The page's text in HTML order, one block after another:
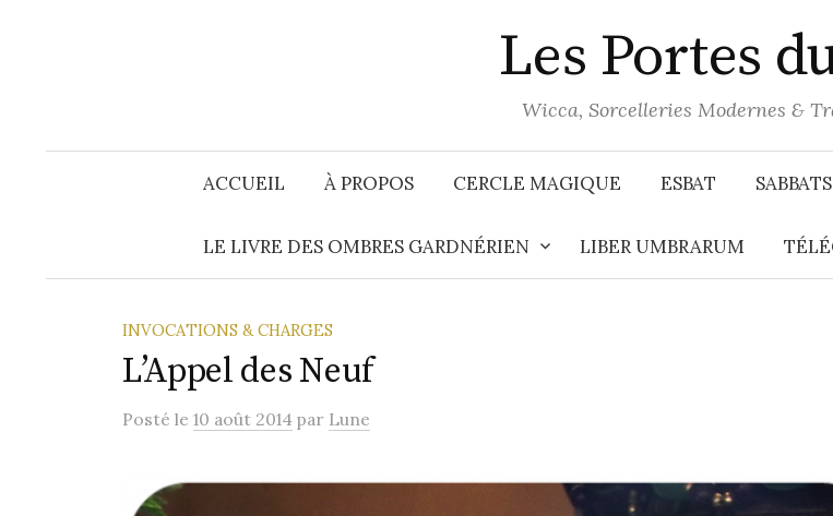
Les Portes
Wicca, Sorcelleries Modernes &
ACCUEIL À PROPOS CERCLE MAGIQUE ESBAT SABBATS
LE LIVRE DES OMBRES GARDNÉRIEN LIBER UMBRARUM
INVOCATIONS & CHARGES
L’Appel des Neuf
Posté le 10 août 2014 par Lune